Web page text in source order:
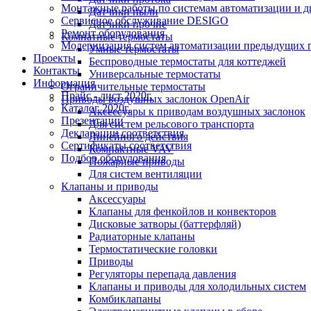
Монтажные работы по системам автоматизации и
Сервисное обслуживание DESIGO
Ремонт оборудования
Модернизация систем автоматизации
Проекты
Контакты
Информация
Прайс - лист 2020г.
Каталог 2020г.
Презентации
Декларации соответствия
Сертификаты соответствия
Подбор оборудования
Датчики пыли
Датчики прочие
Комнатные термостаты
Умные термостаты
Беспроводные термостаты для коттеджей
Универсальные термостаты
Ограничительные термостаты
Приводы воздушных заслонок OpenAir
Аксессуары к приводам воздушных заслонок
Для систем рельсового транспорта
Линейного действия
Компактные VAV
Пожарные приводы
Для систем вентиляции
Клапаны и приводы
Аксессуары
Клапаны для фенкойлов и конвекторов
Дисковые затворы (баттерфляй)
Радиаторные клапаны
Термостатические головки
Приводы
Регуляторы перепада давления
Клапаны и приводы для холодильных систем
Комбиклапаны